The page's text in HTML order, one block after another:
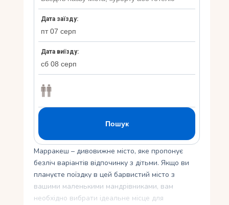
Марракеш – дивовижне місто, яке пропонує
безліч варіантів відпочинку з дітьми. Якщо ви
плануєте поїздку в цей барвистий місто з
вашими маленькими мандрівниками, вам
необхідно вибрати ідеальне місце для